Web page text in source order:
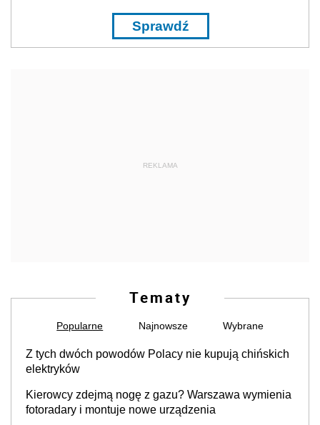
Sprawdź
REKLAMA
Tematy
Popularne Najnowsze Wybrane
Z tych dwóch powodów Polacy nie kupują chińskich
elektryków
Kierowcy zdejmą nogę z gazu? Warszawa wymienia
fotoradary i montuje nowe urządzenia